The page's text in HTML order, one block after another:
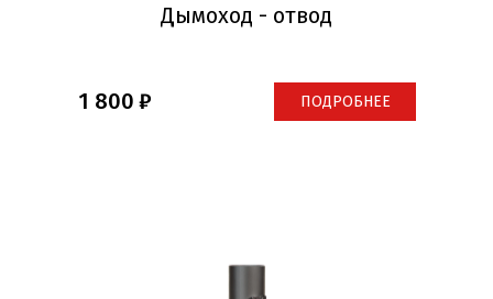
Дымоход - отвод
1 800 ПОДРОБНЕЕ